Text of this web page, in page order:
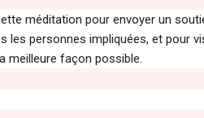
méditation pour envoyer un
les personnes impliquées, et pour
meilleure façon possible.